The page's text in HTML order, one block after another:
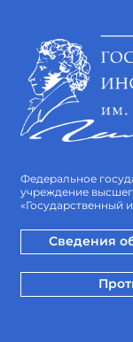
Федеральное
учреждение
«Государственный
Сведения